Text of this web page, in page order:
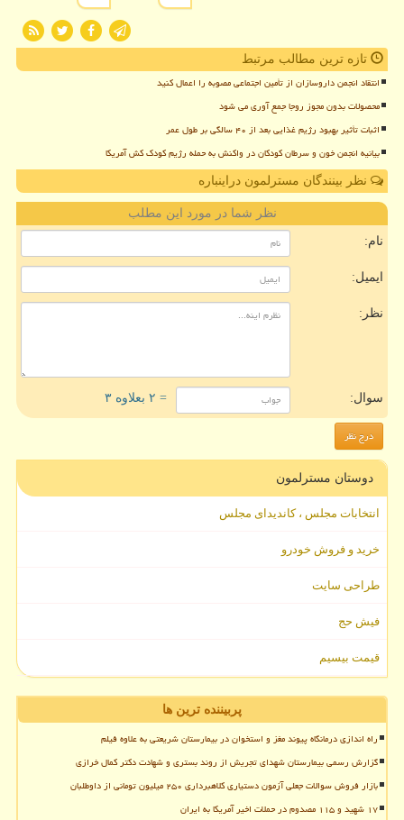
تازه ترین مطالب مرتبط
انتقاد انجمن داروسازان از تأمین اجتماعی مصوبه را اعمال کنید
محصولات بدون مجوز روجا جمع آوری می شود
اثبات تأثیر بهبود رژیم غذایی بعد از ۴۰ سالگی بر طول عمر
بیانیه انجمن خون و سرطان کودکان در واکنش به حمله رژیم کودک کش آمریکا
نظر بینندگان مسترلمون دراینباره
نظر شما در مورد این مطلب
نام:
ایمیل:
نظر:
سوال: = ۲ بعلاوه ۳
دوستان مسترلمون
انتخابات مجلس ، کاندیدای مجلس
خرید و فروش خودرو
طراحی سایت
فیش حج
قیمت بیسیم
پربیننده ترین ها
راه اندازی درمانگاه پیوند مغز و استخوان در بیمارستان شریعتی به علاوه فیلم
گزارش رسمی بیمارستان شهدای تجریش از روند بستری و شهادت دکتر کمال خرازی
بازار فروش سوالات جعلی آزمون دستیاری کلاهبرداری ۲۵۰ میلیون تومانی از داوطلبان
۱۷ شهید و ۱۱۵ مصدوم در حملات اخیر آمریکا به ایران